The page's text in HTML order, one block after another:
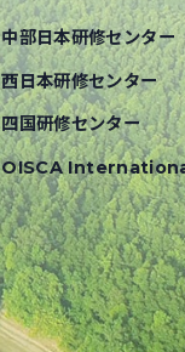
中部日本研修センター
西日本研修センター
四国研修センター
OISCA